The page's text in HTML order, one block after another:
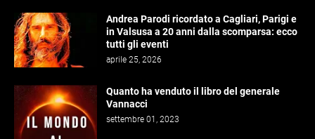
Andrea Parodi ricordato a Cagliari, Parigi e
in Valsusa a 20 anni dalla scomparsa: ecco
tutti gli eventi
aprile 25, 2026
Quanto ha venduto il libro del generale
Vannacci
settembre 01, 2023